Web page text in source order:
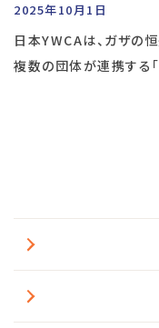
2025年10月1日
日本YWCAは、ガザの
複数の団体が連携する「